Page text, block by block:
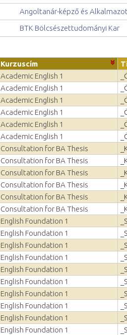
Angoltanár-képző és
BTK Bölcsészettudományi Kar
Kurzuscím
Academic English 1
Academic English 1
Academic English 1
Academic English 1
Academic English 1
Academic English 1
Consultation for BA Thesis
Consultation for BA Thesis
Consultation for BA Thesis
Consultation for BA Thesis
Consultation for BA Thesis
Consultation for BA Thesis
English Foundation 1
English Foundation 1
English Foundation 1
English Foundation 1
English Foundation 1
English Foundation 1
English Foundation 1
English Foundation 1
English Foundation 1
English Foundation 1